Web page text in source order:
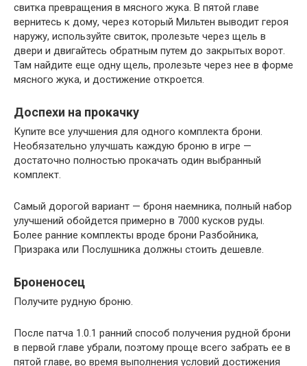
свитка превращения в мясного жука. В пятой главе
вернитесь к дому, через который Мильтен выводит героя
наружу, используйте свиток, пролезьте через щель в
двери и двигайтесь обратным путем до закрытых ворот.
Там найдите еще одну щель, пролезьте через нее в форме
мясного жука, и достижение откроется.
Доспехи на прокачку
Купите все улучшения для одного комплекта брони.
Необязательно улучшать каждую броню в игре —
достаточно полностью прокачать один выбранный
комплект.
Самый дорогой вариант — броня наемника, полный набор
улучшений обойдется примерно в 7000 кусков руды.
Более ранние комплекты вроде брони Разбойника,
Призрака или Послушника должны стоить дешевле.
Броненосец
Получите рудную броню.
После патча 1.0.1 ранний способ получения рудной брони
в первой главе убрали, поэтому проще всего забрать ее в
пятой главе, во время выполнения условий достижения